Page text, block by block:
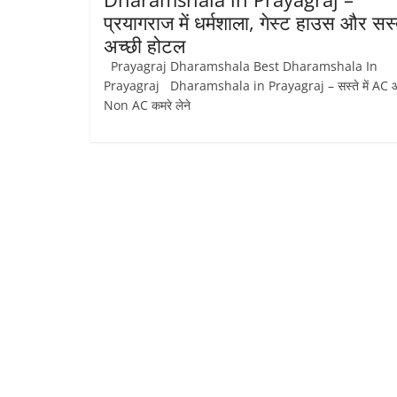
प्रयागराज में धर्मशाला, गेस्ट हाउस और
अच्छी होटल
Prayagraj Dharamshala Best Dharamshala In
Prayagraj Dharamshala in Prayagraj – सस्ते में AC
Non AC कमरे लेने